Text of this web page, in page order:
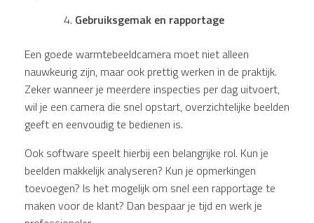
Gebruiksgemak en rapportage
Een goede warmtebeeldcamera moet niet alleen
nauwkeurig zijn, maar ook prettig werken in de praktijk.
Zeker wanneer je meerdere inspecties per dag uitvoert,
wil je een camera die snel opstart, overzichtelijke beelden
geeft en eenvoudig te bedienen is.
Ook software speelt hierbij een belangrijke rol. Kun je
beelden makkelijk analyseren? Kun je opmerkingen
toevoegen? Is het mogelijk om snel een rapportage te
maken voor de klant? Dan bespaar je tijd en werk je